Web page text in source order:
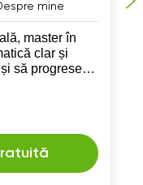
mine
master în
clar și
să progreseze